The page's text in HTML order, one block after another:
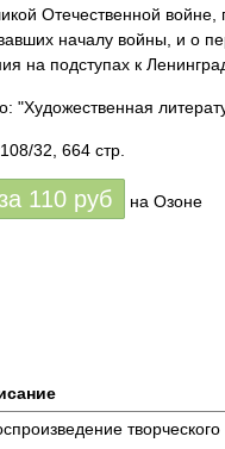
Отечественной войне,
началу войны, и о
на подступах к
"Художественная
32, 664 стр.
110 руб на Озоне
творческого